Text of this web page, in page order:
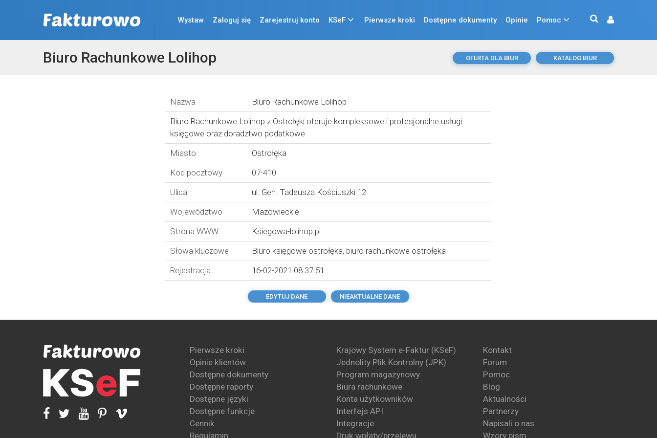
Wystaw Zaloguj się Zarejestruj konto KSeF Pierwsze kroki Dostępne dokumenty Opinie Pomoc
Biuro Rachunkowe Lolihop OFERTA DLA BIUR KATALOG BIUR
Nazwa
Biuro Rachunkowe Lolihop
Biuro Rachunkowe Lolihop z Ostrołęki oferuje kompleksowe i profesjonalne usługi
księgowe oraz doradztwo podatkowe.
Miasto
Ostrołęka
Kod pocztowy
07-410
Ulica
ul. Gen. Tadeusza Kościuszki 12
Województwo
Mazowieckie
Strona WWW
Ksiegowa-lolihop.pl
Słowa kluczowe
Biuro księgowe ostrołęka, biuro rachunkowe ostrołęka
Rejestracja
16-02-2021 08:37:51
EDYTUJ DANE NIEAKTUALNE DANE
Pierwsze kroki
Opinie klientów
Dostępne dokumenty
Dostępne raporty
Dostępne języki
Dostępne funkcje
Cennik
Regulamin
Krajowy System e-Faktur (KSeF)
Jednolity Plik Kontrolny (JPK)
Program magazynowy
Biura rachunkowe
Konta użytkowników
Interfejs API
Integracje
Druk wpłaty/przelewu
Kontakt
Forum
Pomoc
Blog
Aktualności
Partnerzy
Napisali o nas
Wzory pism